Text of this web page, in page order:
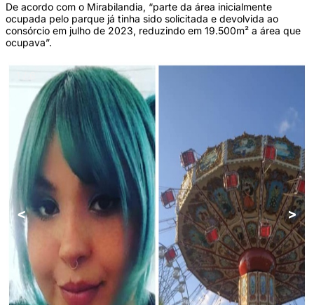
De acordo com o Mirabilandia, “parte da área inicialmente
ocupada pelo parque já tinha sido solicitada e devolvida ao
consórcio em julho de 2023, reduzindo em 19.500m² a área que
ocupava”.
< >